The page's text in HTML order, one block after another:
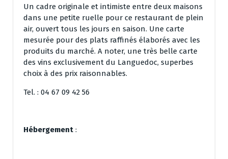
Un cadre originale et intimiste entre deux maisons
dans une petite ruelle pour ce restaurant de plein
air, ouvert tous les jours en saison. Une carte
mesurée pour des plats raffinés élaborés avec les
produits du marché. A noter, une très belle carte
des vins exclusivement du Languedoc, superbes
choix à des prix raisonnables.
Tel. : 04 67 09 42 56
Hébergement :